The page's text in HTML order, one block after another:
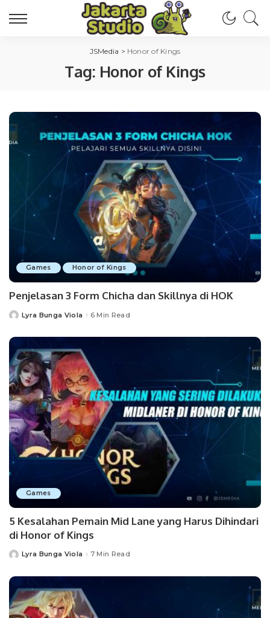
JSMedia > Honor of Kings
Tag: Honor of Kings
Games Honor of Kings
Penjelasan 3 Form Chicha dan Skillnya di HOK
PostedLyra Bunga Viola 6 Min Read
Games
5 Kesalahan Pemain Mid Lane yang Harus Dihindari
di Honor of Kings
PostedLyra Bunga Viola 7 Min Read